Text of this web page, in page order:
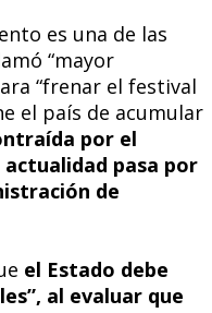
es una de las
“mayor
“frenar el festival
el país de acumular
por el
pasa por
de
el Estado debe
al evaluar que